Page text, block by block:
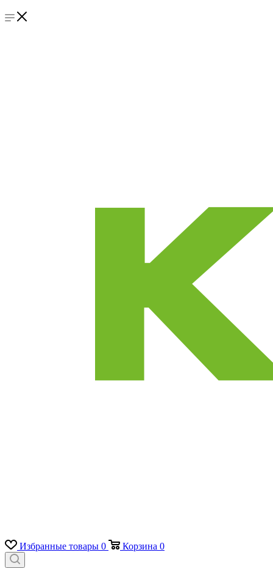
Избранные товары 0 Корзина 0